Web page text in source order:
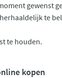
gewenst
te
te houden.
kopen